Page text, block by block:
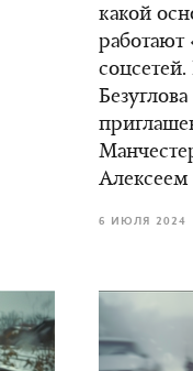
какой
работают
6 ИЮЛЯ 2024